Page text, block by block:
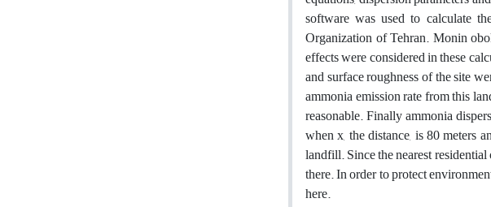
software was used to calculate
Organization of Tehran. Monin
effects were considered in these
and surface roughness of the site
ammonia emission rate from this
reasonable. Finally ammonia
when x, the distance, is 80
landfill. Since the nearest
there. In order to protect
here.